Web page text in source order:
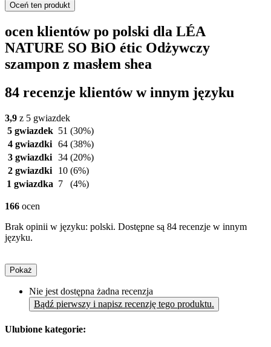
Oceń ten produkt
ocen klientów po polski dla LÉA
NATURE SO BiO étic Odżywczy
szampon z masłem shea
84 recenzje klientów w innym języku
3,9 z 5 gwiazdek
5 gwiazdek 51 (30%)
4 gwiazdki 64 (38%)
3 gwiazdki 34 (20%)
2 gwiazdki
10 (6%)
1 gwiazdka 7 (4%)
166 ocen
Brak opinii w języku: polski. Dostępne są 84 recenzje w innym
języku.
Pokaż
Nie jest dostępna żadna recenzja
Bądź pierwszy i napisz recenzję tego produktu.
Ulubione kategorie: